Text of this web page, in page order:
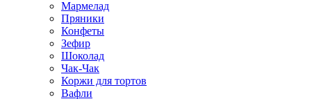
Мармелад
Пряники
Конфеты
Зефир
Шоколад
Чак-Чак
Коржи для тортов
Вафли